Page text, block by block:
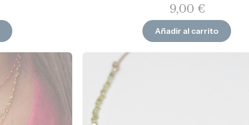
9,00 €
Añadir al carrito